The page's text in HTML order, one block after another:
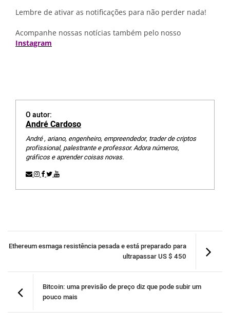
Lembre de ativar as notificações para não perder nada!
Acompanhe nossas notícias também pelo nosso
Instagram
O autor:
André Cardoso
André , ariano, engenheiro, empreendedor, trader de criptos
profissional, palestrante e professor. Adora números,
gráficos e aprender coisas novas.
Ethereum esmaga resistência pesada e está preparado para
ultrapassar US $ 450
Bitcoin: uma previsão de preço diz que pode subir um
pouco mais